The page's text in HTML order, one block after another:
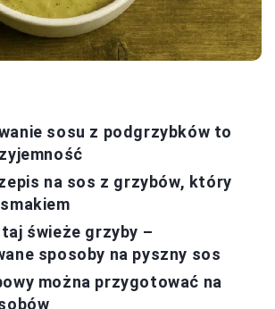
sosu z podgrzybków to
na sos z grzybów, który
świeże grzyby –
sposoby na pyszny sos
można przygotować na